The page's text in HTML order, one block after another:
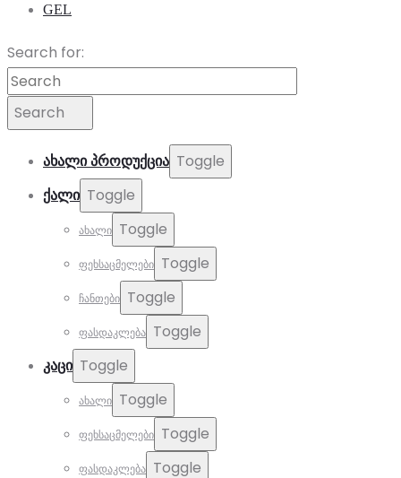
GEL
Search for:
Search
ᲐᲮᲐᲚᲘ ᲞᲠᲝᲓᲣᲥᲪᲘᲐ Toggle
ᲥᲐᲚᲘ Toggle
ახალი Toggle
ფეხსაცმელები Toggle
ჩანთები Toggle
ფასდაკლება Toggle
ᲙᲐᲪᲘ Toggle
ახალი Toggle
ფეხსაცმელები Toggle
ფასდაკლება Toggle